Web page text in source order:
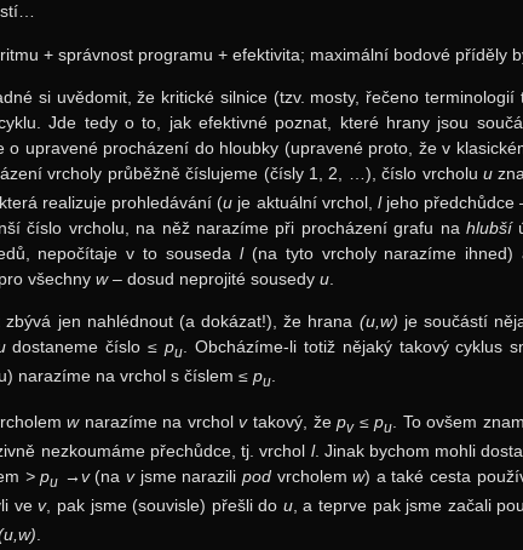
+ správnost programu + efektivita; maximální bodové příděly
si uvědomit, že kritické silnice (tzv. mosty, řečeno
Jde tedy o to, jak efektivné poznat, které hrany jsou
o upravené procházení do hloubky (upravené proto, že v
vrcholy průběžně číslujeme (čísly 1, 2, …), číslo vrcholu u
, která realizuje prohledávání (u je aktuální vrchol, ljeho předchůdce
číslo vrcholu, na něž narazíme při procházení grafu nahlubší
nepočítaje v to souseda l(na tyto vrcholy narazíme ihned)
pro všechnyw– dosud neprojité sousedyu
jen nahlédnout (a dokázat!), že hrana (u,w) je součástí
dostaneme číslo≤ pu. Obcházíme-li totiž nějaký takový cyklus
narazíme na vrchol s číslem≤ pu
wnarazíme na vrcholvtakový, žepv≤ pu. To ovšem
nezkoumáme přechůdce, tj. vrchol l. Jinak bychom mohli
> pu →v(navjsme narazili podvrcholemw) a také cesta
vev, pak jsme (souvisle) přešli do u, a teprve pak jsme začali